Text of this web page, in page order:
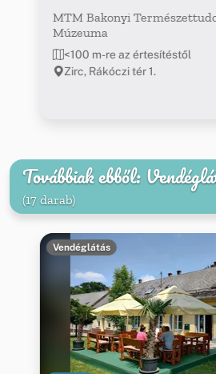
MTM Bakonyi
Múzeuma
<100 m-re az értesítéstől
Zirc, Rákóczi tér 1.
Továbbiak ebből:
(17 darab)
Vendéglátás